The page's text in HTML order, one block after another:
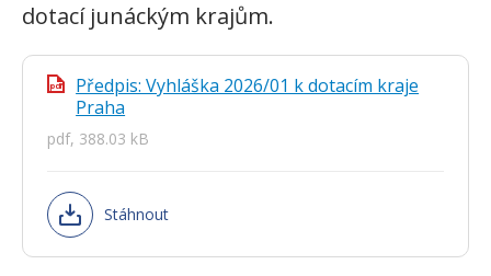
dotací junáckým krajům.
pdf
Předpis: Vyhláška 2026/01 k dotacím kraje
Praha
pdf, 388.03 kB
Stáhnout